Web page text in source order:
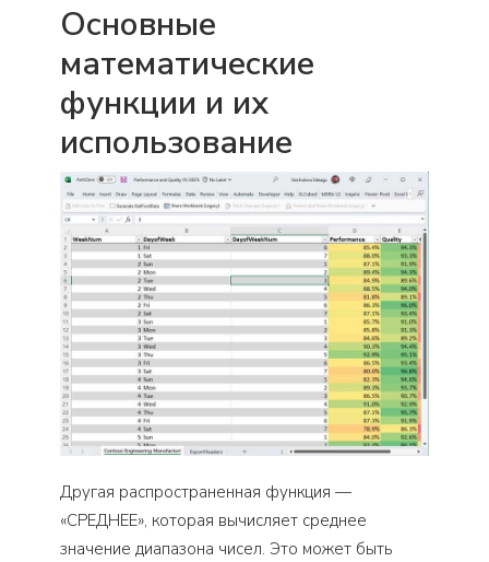
Основные
математические
функции и их
использование
Другая распространенная функция —
«СРЕДНЕЕ», которая вычисляет среднее
значение диапазона чисел. Это может быть